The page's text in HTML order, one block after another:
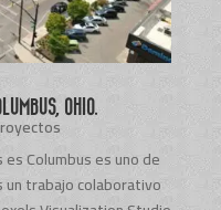
OHIO.
Columbus es uno de
trabajo colaborativo